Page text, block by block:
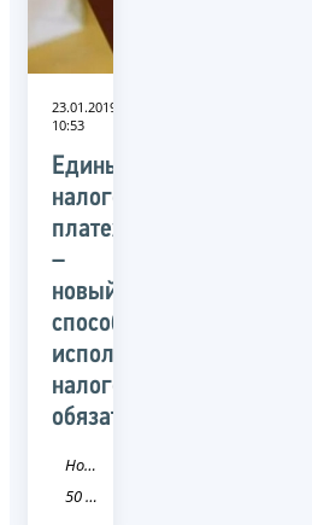
23.01.2019
10:53
Единый
налоговый
платеж
–
новый
способ
исполнения
налоговых
обязательств
Новость
50 Московская область